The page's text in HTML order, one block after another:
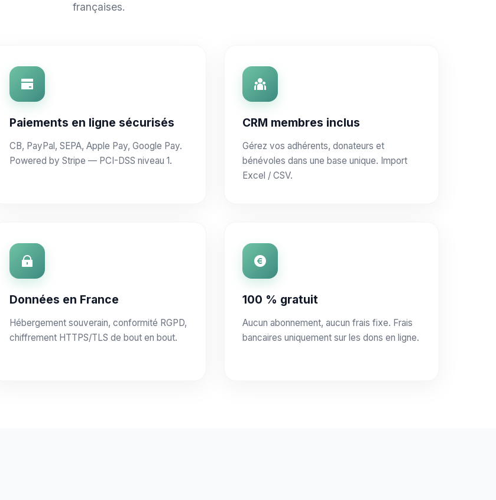
françaises.
Paiements en ligne sécurisés
CB, PayPal, SEPA, Apple Pay, Google Pay.
Powered by Stripe — PCI-DSS niveau 1.
CRM membres inclus
Gérez vos adhérents, donateurs et
bénévoles dans une base unique. Import
Excel / CSV.
Données en France
Hébergement souverain, conformité RGPD,
chiffrement HTTPS/TLS de bout en bout.
100 % gratuit
Aucun abonnement, aucun frais fixe. Frais
bancaires uniquement sur les dons en ligne.